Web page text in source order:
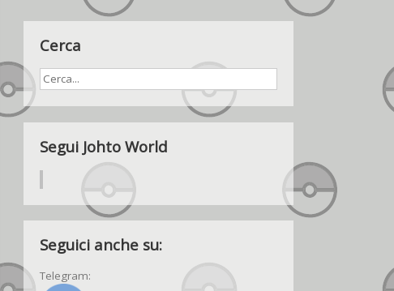
Cerca
Segui Johto World
Seguici anche su:
Telegram: